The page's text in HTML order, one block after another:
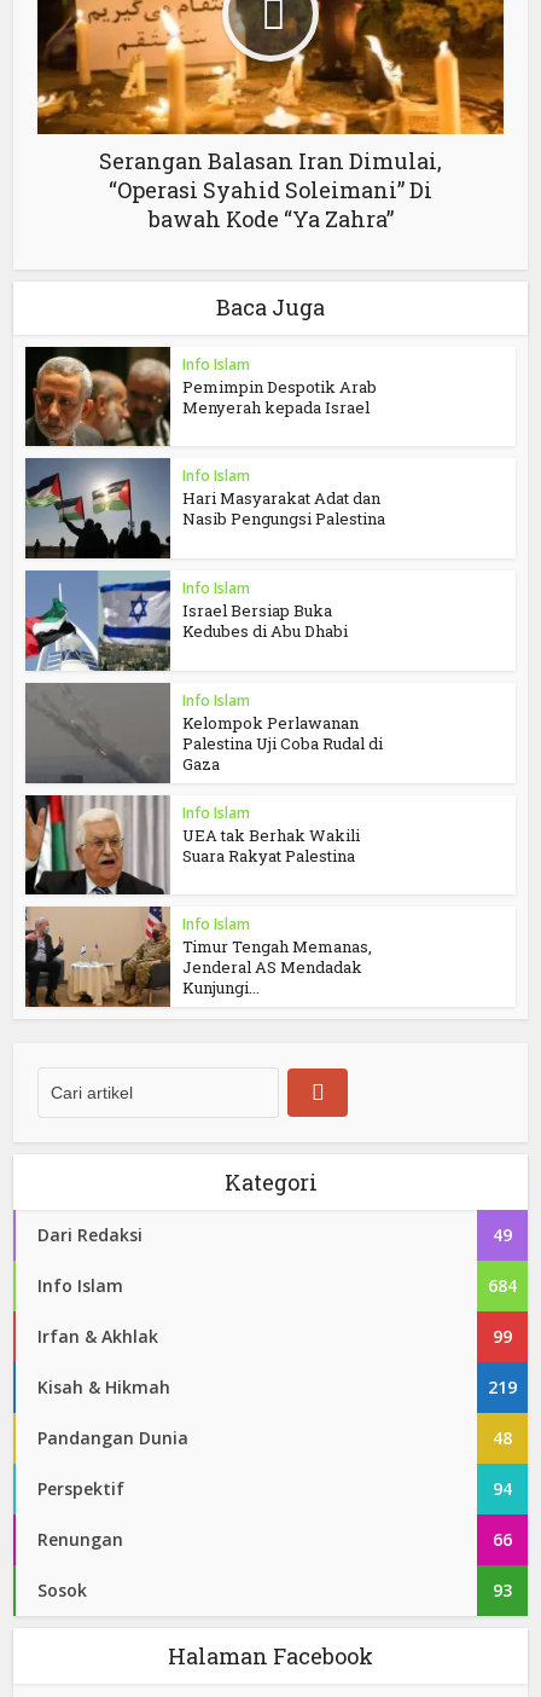
Serangan Balasan Iran Dimulai,
“Operasi Syahid Soleimani” Di
bawah Kode “Ya Zahra”
Baca Juga
Info Islam
Pemimpin Despotik Arab
Menyerah kepada Israel
Info Islam
Hari Masyarakat Adat dan
Nasib Pengungsi Palestina
Info Islam
Israel Bersiap Buka
Kedubes di Abu Dhabi
Info Islam
Kelompok Perlawanan
Palestina Uji Coba Rudal di
Gaza
Info Islam
UEA tak Berhak Wakili
Suara Rakyat Palestina
Info Islam
Timur Tengah Memanas,
Jenderal AS Mendadak
Kunjungi...
Kategori
Dari Redaksi 49
Info Islam 684
Irfan & Akhlak 99
Kisah & Hikmah 219
Pandangan Dunia 48
Perspektif 94
Renungan 66
Sosok 93
Halaman Facebook